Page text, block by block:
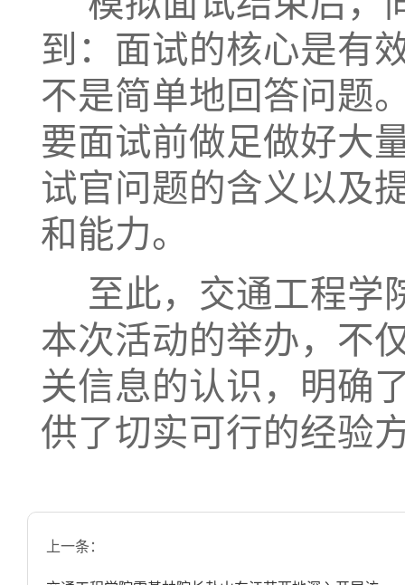
到：面试的核心是有
不是简单地回答问题
要面试前做足做好大
试官问题的含义以及
和能力。
本次活动的举办，不
关信息的认识，明确
供了切实可行的经验
上一条：